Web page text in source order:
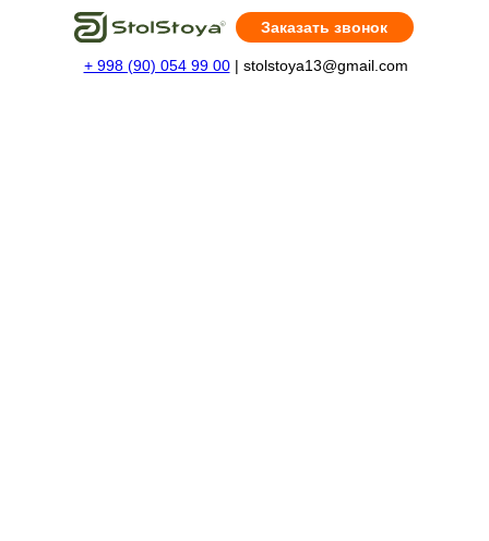
+ 998 (90) 054 99 00| stolstoya13@gmail.com
Заказать звонок